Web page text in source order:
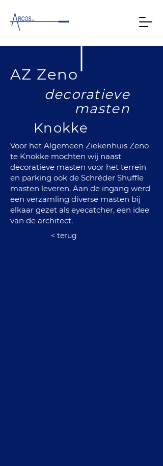
AZ Zeno
decoratieve
masten
Knokke
Voor het Algemeen Ziekenhuis Zeno
te Knokke mochten wij naast
decoratieve masten voor het terrein
en parking ook de Schréder Shuffle
masten leveren. Aan de ingang werd
een verzamling diverse masten bij
elkaar gezet als eyecatcher, een idee
van de architect.
< terug